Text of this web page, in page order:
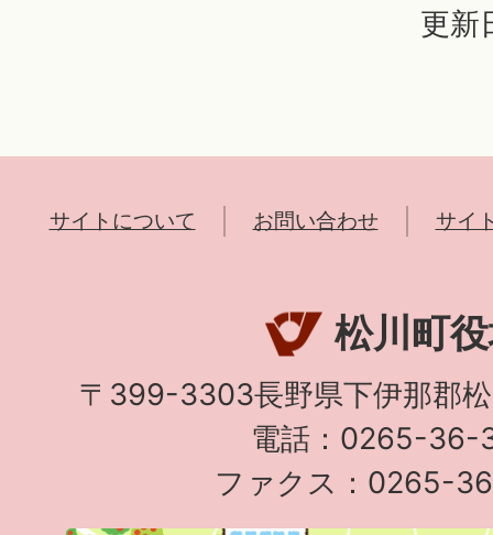
更新
サイトについて お問い合わせ サイ
松川町
〒399-3303長野県下伊那郡
電話：0265-36-
ファクス：0265-